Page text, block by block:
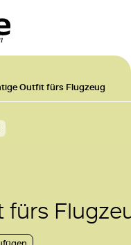
Outfit fürs Flugzeug
fürs